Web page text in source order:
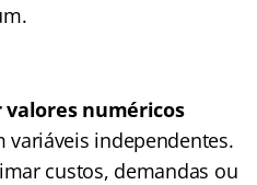
valores numéricos
independentes.
custos, demandas ou